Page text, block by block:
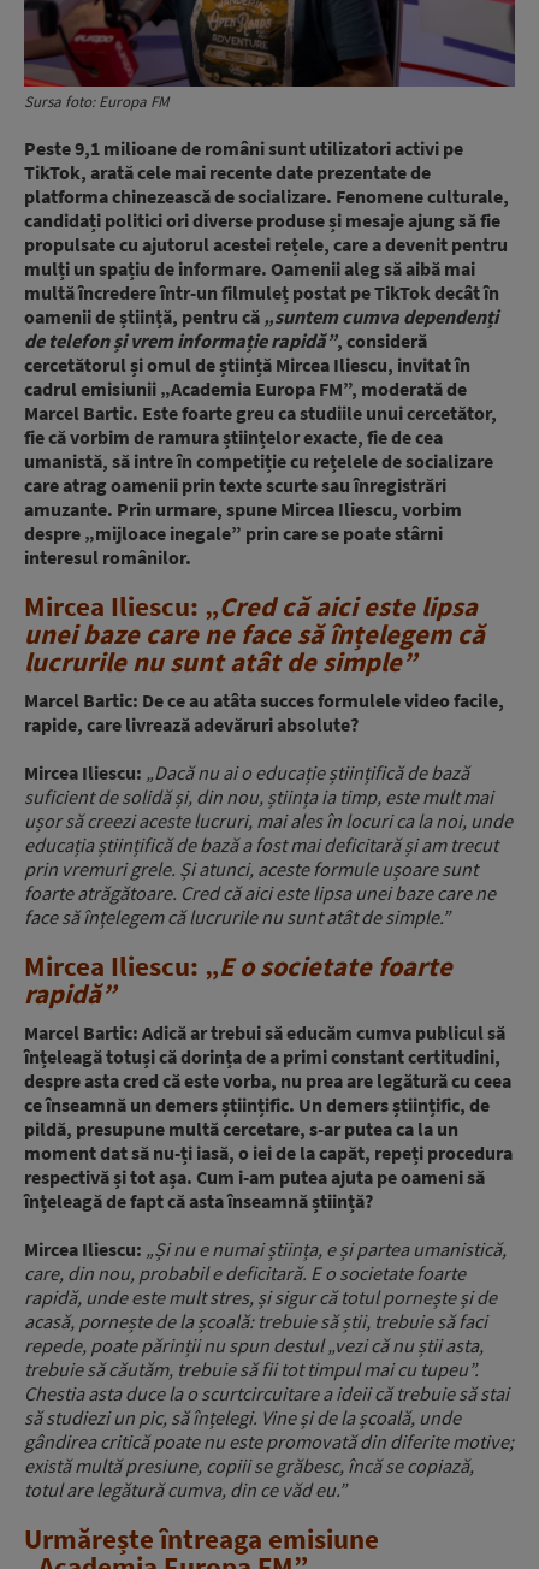
Sursa foto: Europa FM
Peste 9,1 milioane de români sunt utilizatori activi pe
TikTok, arată cele mai recente date prezentate de
platforma chinezească de socializare. Fenomene culturale,
candidați politici ori diverse produse și mesaje ajung să fie
propulsate cu ajutorul acestei rețele, care a devenit pentru
mulți un spațiu de informare. Oamenii aleg să aibă mai
multă încredere într-un filmuleț postat pe TikTok decât în
oamenii de știință, pentru că „suntem cumva dependenți
de telefon și vrem informație rapidă”, consideră
cercetătorul și omul de știință Mircea Iliescu, invitat în
cadrul emisiunii „Academia Europa FM”, moderată de
Marcel Bartic. Este foarte greu ca studiile unui cercetător,
fie că vorbim de ramura științelor exacte, fie de cea
umanistă, să intre în competiție cu rețelele de socializare
care atrag oamenii prin texte scurte sau înregistrări
amuzante. Prin urmare, spune Mircea Iliescu, vorbim
despre „mijloace inegale” prin care se poate stârni
interesul românilor.
Mircea Iliescu: „Cred că aici este lipsa
unei baze care ne face să înțelegem că
lucrurile nu sunt atât de simple”
Marcel Bartic: De ce au atâta succes formulele video facile,
rapide, care livrează adevăruri absolute?
Mircea Iliescu: „Dacă nu ai o educație științifică de bază
suficient de solidă și, din nou, știința ia timp, este mult mai
ușor să creezi aceste lucruri, mai ales în locuri ca la noi, unde
educația științifică de bază a fost mai deficitară și am trecut
prin vremuri grele. Și atunci, aceste formule ușoare sunt
foarte atrăgătoare. Cred că aici este lipsa unei baze care ne
face să înțelegem că lucrurile nu sunt atât de simple.”
Mircea Iliescu: „E o societate foarte
rapidă”
Marcel Bartic: Adică ar trebui să educăm cumva publicul să
înțeleagă totuși că dorința de a primi constant certitudini,
despre asta cred că este vorba, nu prea are legătură cu ceea
ce înseamnă un demers științific. Un demers științific, de
pildă, presupune multă cercetare, s-ar putea ca la un
moment dat să nu-ți iasă, o iei de la capăt, repeți procedura
respectivă și tot așa. Cum i-am putea ajuta pe oameni să
înțeleagă de fapt că asta înseamnă știință?
Mircea Iliescu: „Și nu e numai știința, e și partea umanistică,
care, din nou, probabil e deficitară. E o societate foarte
rapidă, unde este mult stres, și sigur că totul pornește și de
acasă, pornește de la școală: trebuie să știi, trebuie să faci
repede, poate părinții nu spun destul „vezi că nu știi asta,
trebuie să căutăm, trebuie să fii tot timpul mai cu tupeu”.
Chestia asta duce la o scurtcircuitare a ideii că trebuie să stai
să studiezi un pic, să înțelegi. Vine și de la școală, unde
gândirea critică poate nu este promovată din diferite motive;
există multă presiune, copiii se grăbesc, încă se copiază,
totul are legătură cumva, din ce văd eu.”
Urmărește întreaga emisiune